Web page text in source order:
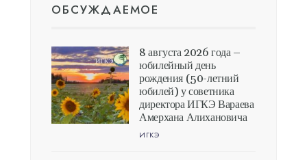
ОБСУЖДАЕМОЕ
8 августа 2026 года –
юбилейный день
рождения (50-летний
юбилей) у советника
директора ИГКЭ Вараева
Амерхана Алихановича
ИГКЭ